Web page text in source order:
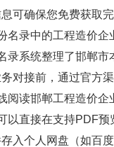
可确保您免费获取
名录中的工程造价企
录系统整理了邯郸
对接前，通过官方
阅读邯郸工程造价企
以直接在支持PDF预
入个人网盘（如百